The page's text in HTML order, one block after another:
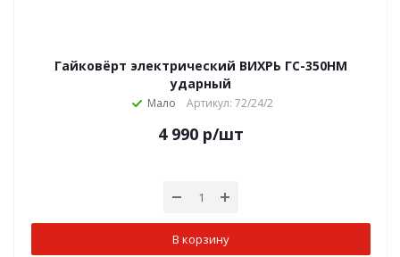
Гайковёрт электрический ВИХРЬ ГС-350НМ
ударный
Мало Артикул: 72/24/2
4 990 р/шт
В корзину